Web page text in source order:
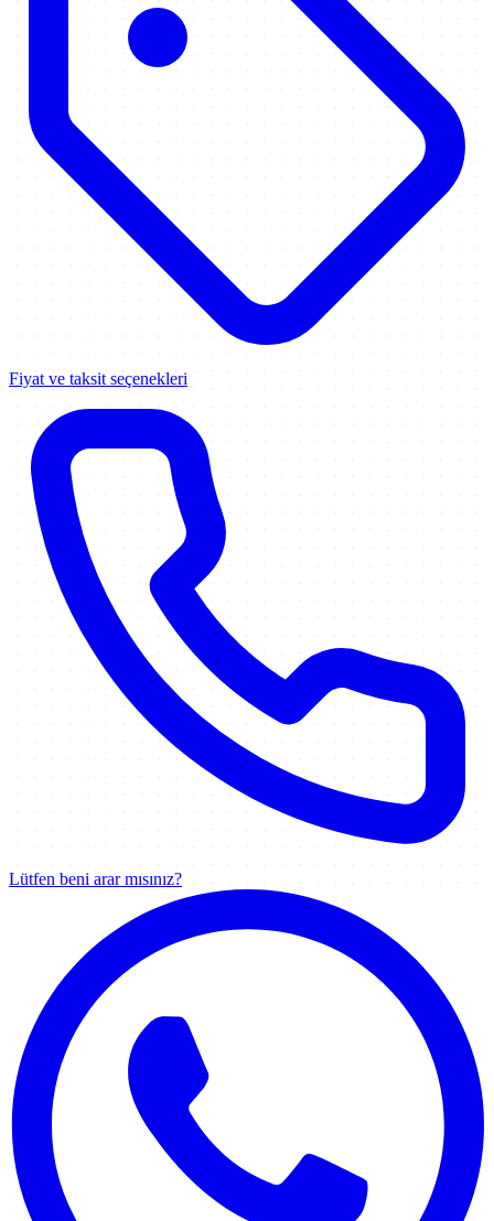
Fiyat ve taksit seçenekleri
Lütfen beni arar mısınız?